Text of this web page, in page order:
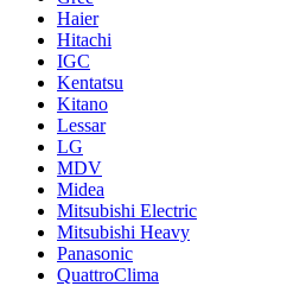
Haier
Hitachi
IGC
Kentatsu
Kitano
Lessar
LG
MDV
Midea
Mitsubishi Electric
Mitsubishi Heavy
Panasonic
QuattroClima